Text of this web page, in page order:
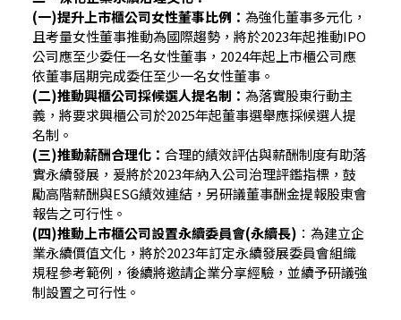
(一)提升上市櫃公司女性董事比例： 為強化董事多元化，
且考量女性董事推動為國際趨勢，將於2023年起推動IPO
公司應至少委任一名女性董事，2024年起上市櫃公司應
依董事屆期完成委任至少一名女性董事。
(二)推動興櫃公司採候選人提名制： 為落實股東行動主
義，將要求興櫃公司於2025年起董事選舉應採候選人提
名制。
(三)推動薪酬合理化： 合理的績效評估與薪酬制度有助落
實永續發展，爰將於2023年納入公司治理評鑑指標，鼓
勵高階薪酬與ESG績效連結，另研議董事酬金提報股東會
報告之可行性。
(四)推動上市櫃公司設置永續委員會(永續長) ：為建立企
業永續價值文化，將於2023年訂定永續發展委員會組織
規程參考範例，後續將邀請企業分享經驗，並續予研議強
制設置之可行性。